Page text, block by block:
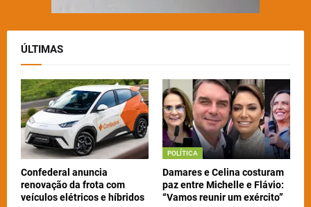
ÚLTIMAS
Confederal anuncia
renovação da frota com
veículos elétricos e híbridos
POLÍTICA
Damares e Celina costuram
paz entre Michelle e Flávio:
“Vamos reunir um exército”